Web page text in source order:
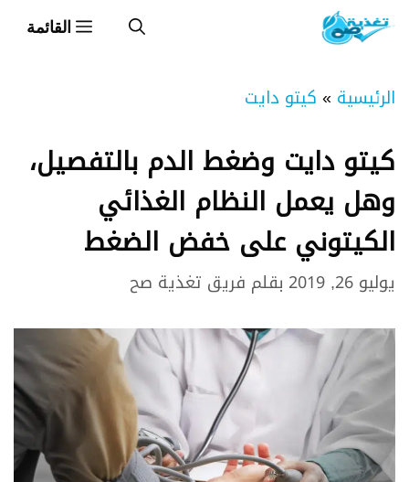
انتقل
القائمة
الرئيسية » كيتو دايت
كيتو دايت وضغط الدم بالتفصيل،
وهل يعمل النظام الغذائي
الكيتوني على خفض الضغط
يوليو 26, 2019 بقلم فريق تغذية صح